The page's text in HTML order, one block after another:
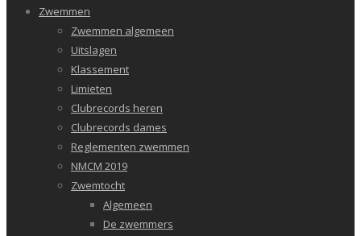
Zwemmen
Zwemmen algemeen
Uitslagen
Klassement
Limieten
Clubrecords heren
Clubrecords dames
Reglementen zwemmen
NMCM 2019
Zwemtocht
Algemeen
De zwemmers